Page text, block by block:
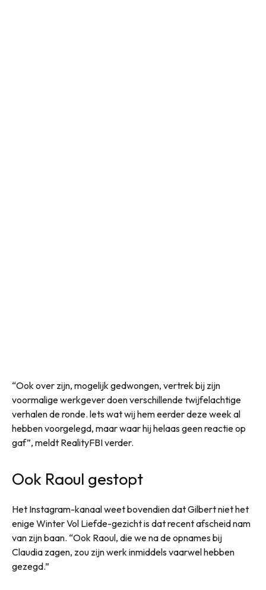
“Ook over zijn, mogelijk gedwongen, vertrek bij zijn
voormalige werkgever doen verschillende twijfelachtige
verhalen de ronde. lets wat wij hem eerder deze week al
hebben voorgelegd, maar waar hij helaas geen reactie op
gaf”, meldt RealityFBI verder.
Ook Raoul gestopt
Het Instagram-kanaal weet bovendien dat Gilbert niet het
enige Winter Vol Liefde-gezicht is dat recent afscheid nam
van zijn baan. “Ook Raoul, die we na de opnames bij
Claudia zagen, zou zijn werk inmiddels vaarwel hebben
gezegd.”